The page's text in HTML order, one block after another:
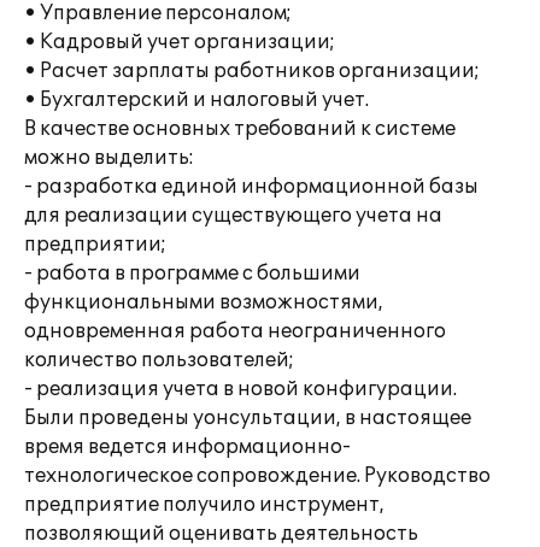
• Управление персоналом;
• Кадровый учет организации;
• Расчет зарплаты работников организации;
• Бухгалтерский и налоговый учет.
В качестве основных требований к системе
можно выделить:
- разработка единой информационной базы
для реализации существующего учета на
предприятии;
- работа в программе с большими
функциональными возможностями,
одновременная работа неограниченного
количество пользователей;
- реализация учета в новой конфигурации.
Были проведены уонсультации, в настоящее
время ведется информационно-
технологическое сопровождение. Руководство
предприятие получило инструмент,
позволяющий оценивать деятельность